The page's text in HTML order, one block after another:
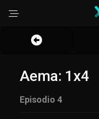
Aema: 1x4
Episodio 4